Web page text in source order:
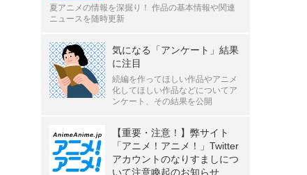
夏アニメの情報を深掘り！ 作品の基本情報や関連
ニュースを随時更新
気になる「アンケート」結果
に注目
続編を作ってほしい作品やアニメ
化してほしい作品などについてア
ンケート、その結果を公開
【重要・注意！】弊サイト
「アニメ！アニメ！」Twitter
アカウントのなりすましにつ
いて注意喚起のお知らせ